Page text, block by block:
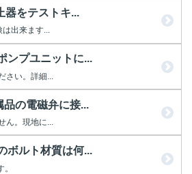
器をテストキ...
は出来ます...
ンプユニットに...
さい。詳細...
品の電磁弁に接...
ん。現地に...
ボルト材質は何...